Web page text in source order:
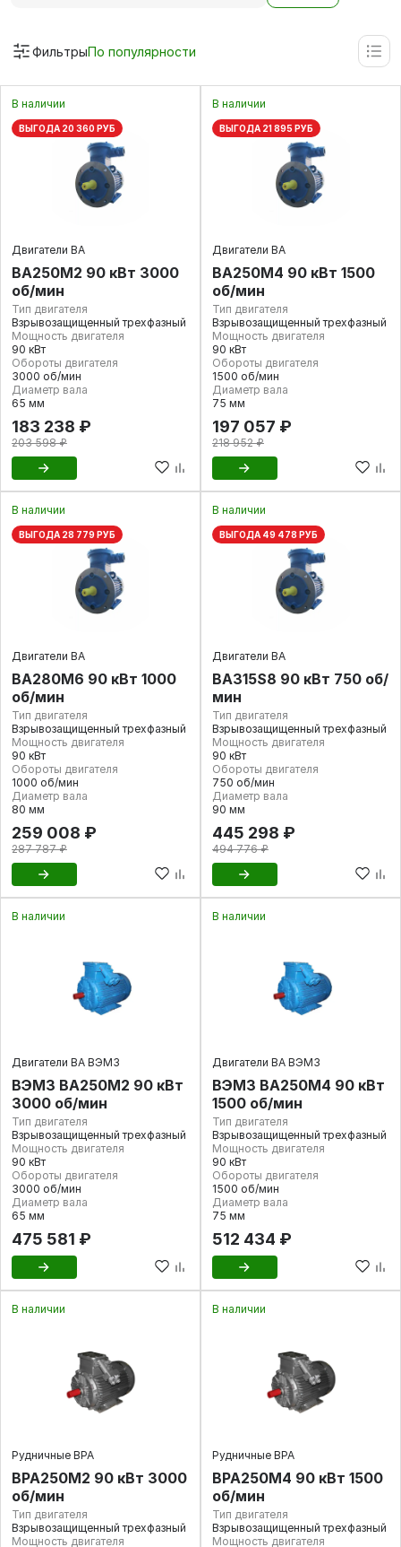
ФильтрыПо популярности
В наличии
ВЫГОДА 20 360 РУБ
Двигатели ВА
ВА250М2 90 кВт 3000
об/мин
Тип двигателя
Взрывозащищенный трехфазный
Мощность двигателя
90 кВт
Обороты двигателя
3000 об/мин
Диаметр вала
65 мм
183 238 ₽
203 598 ₽
В наличии
ВЫГОДА 21 895 РУБ
Двигатели ВА
ВА250М4 90 кВт 1500
об/мин
Тип двигателя
Взрывозащищенный трехфазный
Мощность двигателя
90 кВт
Обороты двигателя
1500 об/мин
Диаметр вала
75 мм
197 057 ₽
218 952 ₽
В наличии
ВЫГОДА 28 779 РУБ
Двигатели ВА
ВА280М6 90 кВт 1000
об/мин
Тип двигателя
Взрывозащищенный трехфазный
Мощность двигателя
90 кВт
Обороты двигателя
1000 об/мин
Диаметр вала
80 мм
259 008 ₽
287 787 ₽
В наличии
ВЫГОДА 49 478 РУБ
Двигатели ВА
ВА315S8 90 кВт 750 об/
мин
Тип двигателя
Взрывозащищенный трехфазный
Мощность двигателя
90 кВт
Обороты двигателя
750 об/мин
Диаметр вала
90 мм
445 298 ₽
494 776 ₽
В наличии
Двигатели ВА ВЭМЗ
ВЭМЗ ВА250М2 90 кВт
3000 об/мин
Тип двигателя
Взрывозащищенный трехфазный
Мощность двигателя
90 кВт
Обороты двигателя
3000 об/мин
Диаметр вала
65 мм
475 581 ₽
В наличии
Двигатели ВА ВЭМЗ
ВЭМЗ ВА250М4 90 кВт
1500 об/мин
Тип двигателя
Взрывозащищенный трехфазный
Мощность двигателя
90 кВт
Обороты двигателя
1500 об/мин
Диаметр вала
75 мм
512 434 ₽
В наличии
Рудничные ВРА
ВРА250М2 90 кВт 3000
об/мин
Тип двигателя
Взрывозащищенный трехфазный
Мощность двигателя
В наличии
Рудничные ВРА
ВРА250М4 90 кВт 1500
об/мин
Тип двигателя
Взрывозащищенный трехфазный
Мощность двигателя